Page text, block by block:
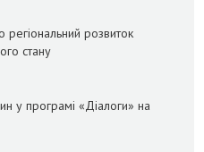
розвиток
стану
у програмі «Діалоги» на